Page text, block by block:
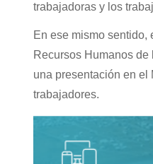
trabajadoras y los
En ese mismo sentido,
Recursos Humanos
una presentación en el
trabajadores.